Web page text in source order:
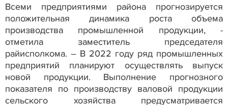
Всеми предприятиями района прогнозируется
положительная динамика роста объема
производства промышленной продукции, -
отметила заместитель председателя
райисполкома. – В 2022 году ряд промышленных
предприятий планируют осуществлять выпуск
новой продукции. Выполнение прогнозного
показателя по производству валовой продукции
сельского хозяйства предусматривается